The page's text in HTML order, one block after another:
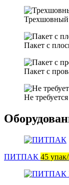
Трехшовный
Пакет с
Пакет с
Не требуется
ПИТПАК 45